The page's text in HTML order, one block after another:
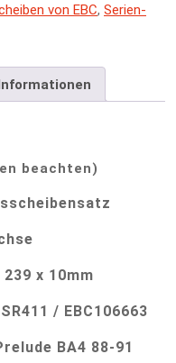
von EBC, Serien-
beachten)
x 10mm
/ EBC106663
BA4 88-91